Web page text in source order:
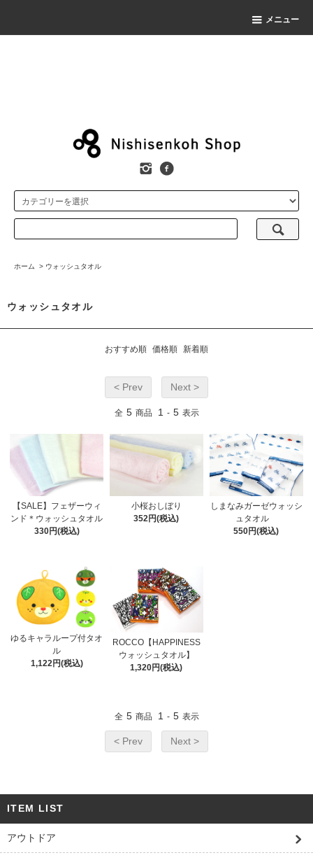
メニュー
ホーム > ウォッシュタオル
ウォッシュタオル
おすすめ順 価格順 新着順
< Prev Next >
全 5 商品 1 - 5 表示
【SALE】フェザーウィ
ンド＊ウォッシュタオル
330円(税込)
小桜おしぼり
352円(税込)
しまなみガーゼウォッシ
ュタオル
550円(税込)
ゆるキャラループ付タオ
ル
1,122円(税込)
ROCCO【HAPPINESS
ウォッシュタオル】
1,320円(税込)
全 5 商品 1 - 5 表示
< Prev Next >
ITEM LIST
アウトドア